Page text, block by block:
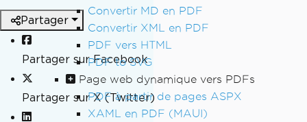
Convertir MD en PDF
Convertir XML en PDF
PDF vers HTML
PDF to SVG
Page web dynamique vers PDFs
PDF à partir de pages ASPX
XAML en PDF (MAUI)
Partager
Partager sur Facebook
Partager sur X (Twitter)